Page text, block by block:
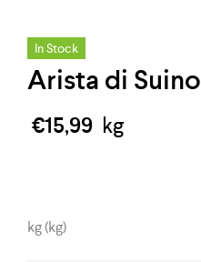
In Stock
Arista di Suino
€15,99 kg
kg (kg)